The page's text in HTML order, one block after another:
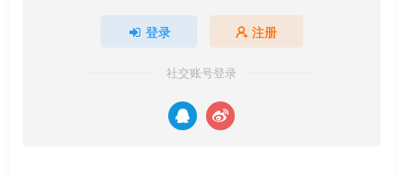
登录 注册
社交账号登录